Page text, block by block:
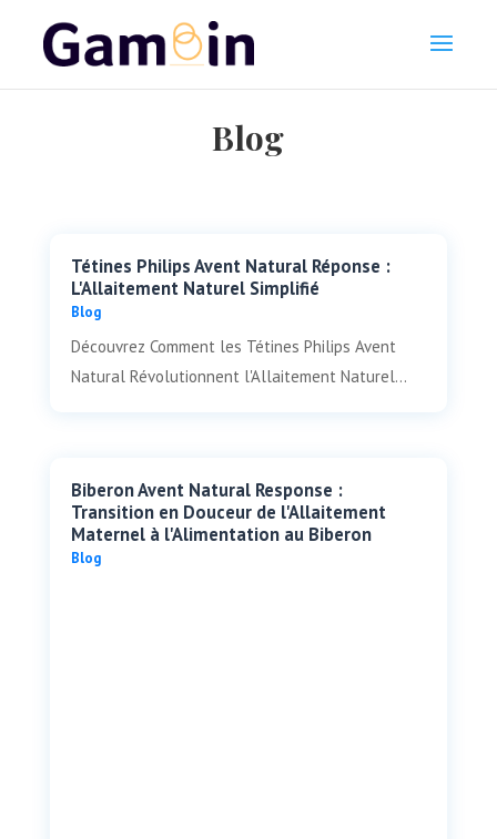
Blog
Tétines Philips Avent Natural Réponse :
L'Allaitement Naturel Simplifié
Blog
Découvrez Comment les Tétines Philips Avent
Natural Révolutionnent l'Allaitement Naturel...
Biberon Avent Natural Response :
Transition en Douceur de l'Allaitement
Maternel à l'Alimentation au Biberon
Blog